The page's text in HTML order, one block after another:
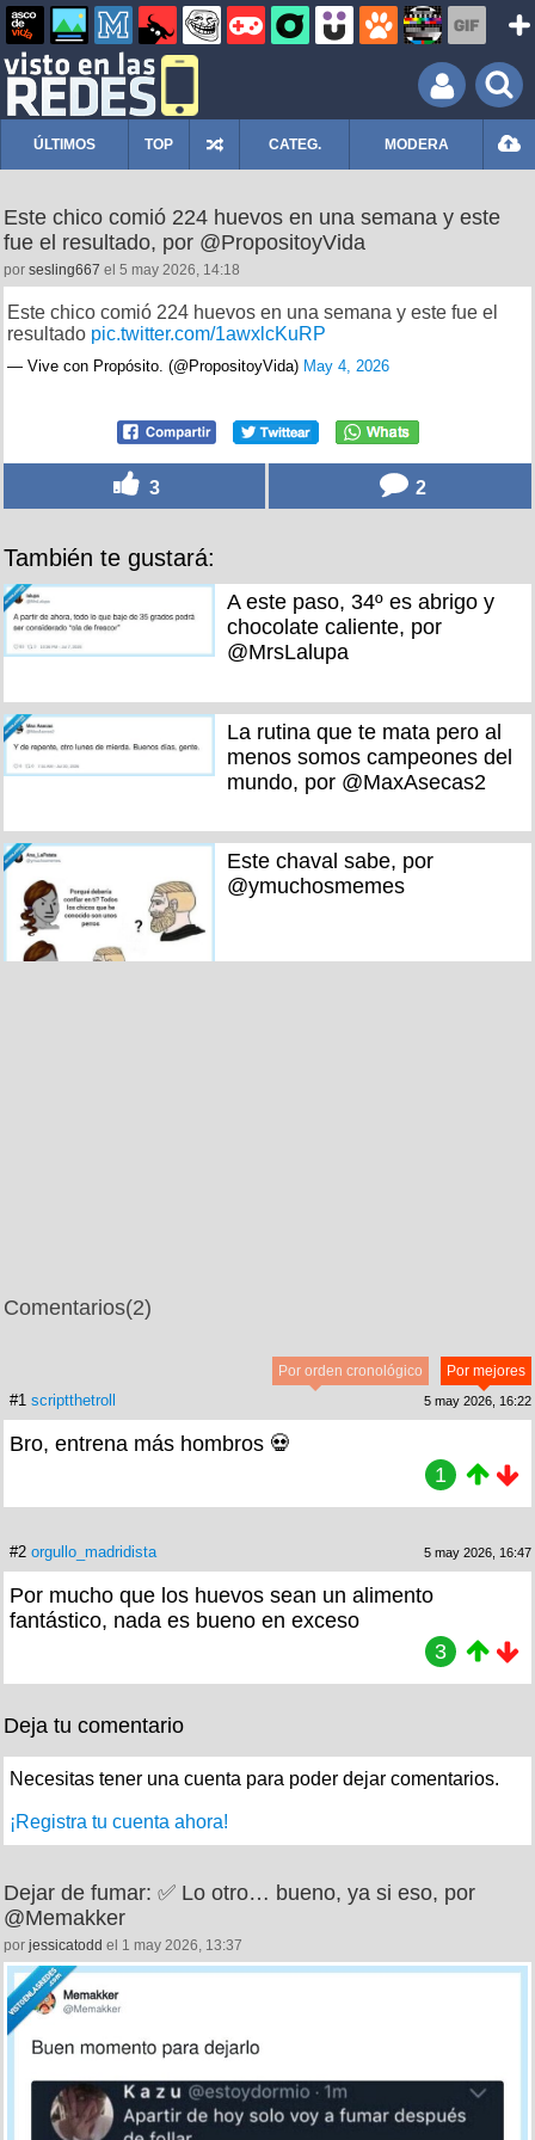
ÚLTIMOS TOP CATEG. MODERA
Este chico comió 224 huevos en una semana y este
fue el resultado, por @PropositoyVida
por sesling667 el 5 may 2026, 14:18
Este chico comió 224 huevos en una semana y este fue el
resultado pic.twitter.com/1awxlcKuRP
— Vive con Propósito. (@PropositoyVida) May 4, 2026
3 2
También te gustará:
A este paso, 34º es abrigo y
chocolate caliente, por
@MrsLalupa
La rutina que te mata pero al
menos somos campeones del
mundo, por @MaxAsecas2
Este chaval sabe, por
@ymuchosmemes
Comentarios(2)
Por mejores
Por orden cronológico
#1 scriptthetroll 5 may 2026, 16:22
Bro, entrena más hombros 💀
1
#2 orgullo_madridista 5 may 2026, 16:47
Por mucho que los huevos sean un alimento
fantástico, nada es bueno en exceso
3
Deja tu comentario
Necesitas tener una cuenta para poder dejar comentarios.
¡Registra tu cuenta ahora!
Dejar de fumar: ✅ Lo otro… bueno, ya si eso, por
@Memakker
por jessicatodd el 1 may 2026, 13:37